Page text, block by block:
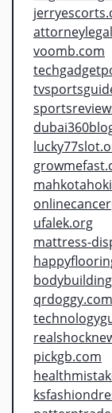
voomb.com
ufalek.org
mattress-
qrdoggy.com
pickgb.com